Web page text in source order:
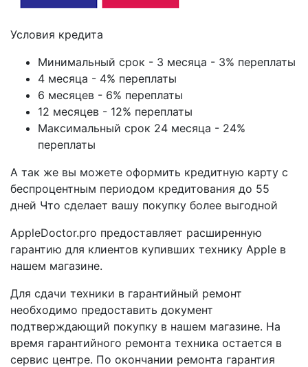
Условия кредита
Минимальный срок - 3 месяца - 3% переплаты
4 месяца - 4% переплаты
6 месяцев - 6% переплаты
12 месяцев - 12% переплаты
Максимальный срок 24 месяца - 24%
переплаты
А так же вы можете оформить кредитную карту с
беспроцентным периодом кредитования до 55
дней Что сделает вашу покупку более выгодной
AppleDoctor.pro предоставляет расширенную
гарантию для клиентов купивших технику Apple в
нашем магазине.
Для сдачи техники в гарантийный ремонт
необходимо предоставить документ
подтверждающий покупку в нашем магазине. На
время гарантийного ремонта техника остается в
сервис центре. По окончании ремонта гарантия